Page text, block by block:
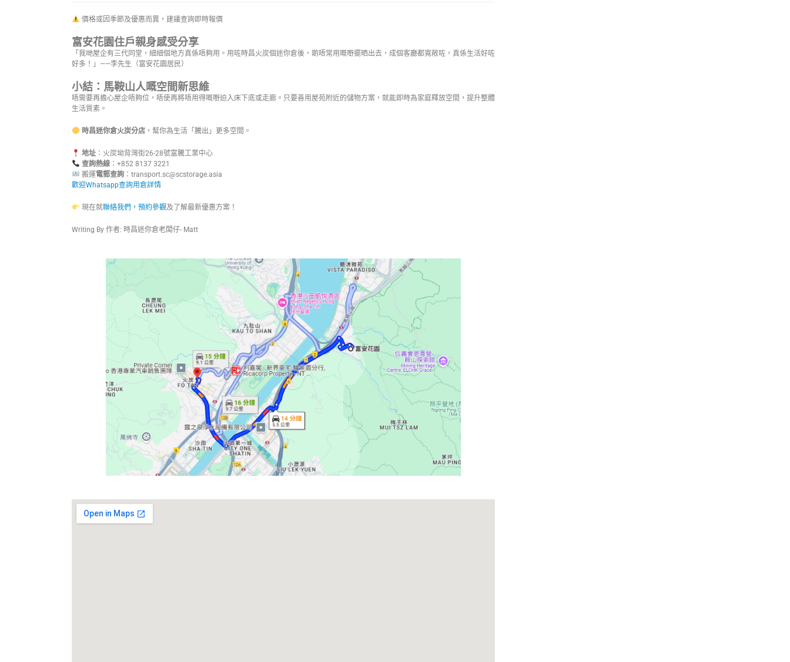
價格或因季節及優惠而異，建議查詢即時報價
富安花園住戶親身感受分享
「我哋屋企有三代同堂，細細個地方真係唔夠用。用咗時昌火炭個迷你倉後，啲唔常用嘅嘢擺晒出去，成個客廳都寬敞咗，真係生活好咗
好多！」——李先生（富安花園居民）
小結：馬鞍山人嘅空間新思維
唔需要再擔心屋企唔夠位，唔使再將唔用得嘅嘢迫入床下底或走廊。只要善用屋苑附近的儲物方案，就能即時為家庭釋放空間，提升整體
生活質素。
時昌迷你倉火炭分店，幫你為生活「騰出」更多空間。
地址：火炭坳背灣街26-28號富騰工業中心
查詢熱線：+852 8137 3221
搬運電郵查詢： transport.sc@scstorage.asia
歡迎Whatsapp查詢用倉詳情
現在就聯絡我們，預約參觀及了解最新優惠方案！
Writing By 作者: 時昌迷你倉老闆仔- Matt